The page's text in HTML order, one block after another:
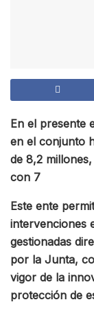
En el presente
en el conjunto
de 8,2
con 7
Este ente
intervenciones
gestionadas
por la Junta,
vigor de la
protección de